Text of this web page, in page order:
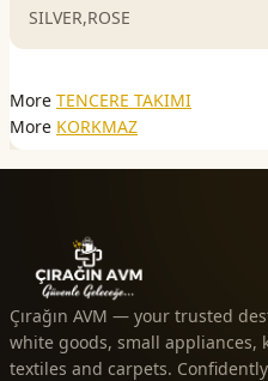
SILVER,ROSE
More TENCERE TAKIMI
More KORKMAZ
Çırağın AVM — your trusted
white goods, small appliances,
textiles and carpets.